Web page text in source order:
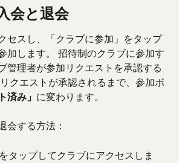
会と退会
セスし、「クラブに参加」をタップ
加します。 招待制のクラブに参加す
管理者が参加リクエストを承認する
クエストが承認されるまで、参加ボ
済み」 に変わります。
会する方法：
タップしてクラブにアクセスしま